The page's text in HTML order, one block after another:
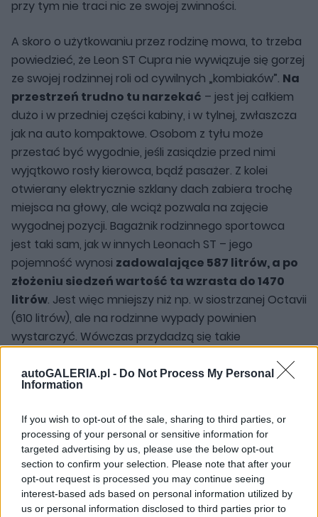
autoGALERIA.pl - Do Not Process My Personal
Information
If you wish to opt-out of the sale, sharing to third parties, or
processing of your personal or sensitive information for
targeted advertising by us, please use the below opt-out
section to confirm your selection. Please note that after your
opt-out request is processed you may continue seeing
interest-based ads based on personal information utilized by
us or personal information disclosed to third parties prior to
przy tym nie traci nic ze swojej zwinności.
A skoro o użytkowaniu przez rodzinę mowa, to trzeba
powiedzieć, że Leon ST Cupra nie wywiązuje się gorzej
ze swojej rodzinnej roli od cywilnych „kombiaków”. Na
przestrzeń trudno tu narzekać – jest jej całkiem
dużo i w przedniej części kabiny, i w tylnej, zwłaszcza
jak na auto kompaktowe. Osobom z tyłu może
przestać być wygodnie, jeśli zasiądzie przed nimi
wyjątkowo rosły kierowca, bądź pasażer. Z kolei
otwierany elektrycznie szklany dach zabiera trochę
miejsca na głowy, ale wciąż pozwala na zajęcie
wygodnej pozycji. Bagażnik rodzinnego sportowca
jest taki sam, jak w innych Leonach ST – jego
pojemność wynosi zadowalające 587 litrów, a po
złożeniu siedzeń wartość ta wzrasta do 1470
litrów. Jest więc mniejszy niż np. w siostrzanej Octavii
(610 litrów), ale na rodzinne wypady powinien
wystarczyć. Wówczas przydadzą się takie
klimatyzacja, podgrzewane siedzenia, nawigacja,
aktywny tempomat czy system odczytujący znaki
Obudzona bestia
Po przekręceniu kluczyka w tradycyjnej stacyjce (tak,
tak – nie uświadczymy tu systemuKeyLess), Leon